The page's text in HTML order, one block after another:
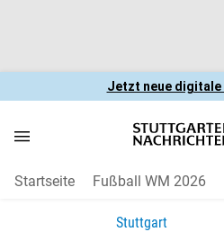
Jetzt neue digitale
Startseite Fußball WM 2026
Stuttgart